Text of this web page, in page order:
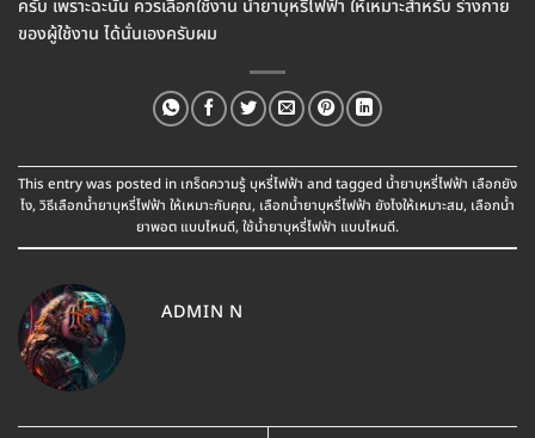
ครับ เพราะฉะนั้น ควรเลือกใช้งาน น้ำยาบุหรี่ไฟฟ้า ให้เหมาะสำหรับ ร่างกาย
ของผู้ใช้งาน ได้นั่นเองครับผม
This entry was posted in เกร็ดความรู้ บุหรี่ไฟฟ้า and tagged น้ำยาบุหรี่ไฟฟ้า เลือกยัง
ไง, วิธีเลือกน้ำยาบุหรี่ไฟฟ้า ให้เหมาะกับคุณ, เลือกน้ำยาบุหรี่ไฟฟ้า ยังไงให้เหมาะสม, เลือกน้ำ
ยาพอต แบบไหนดี, ใช้น้ำยาบุหรี่ไฟฟ้า แบบไหนดี.
ADMIN N